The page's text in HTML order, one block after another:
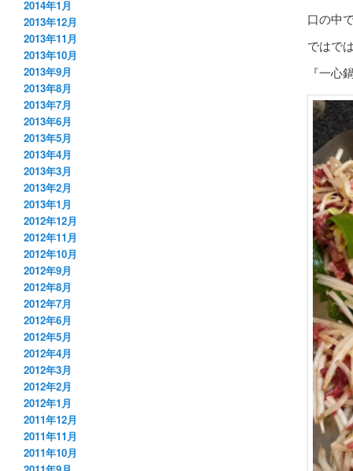
口の中
ではで
『一
2014年1月
2013年12月
2013年11月
2013年10月
2013年9月
2013年8月
2013年7月
2013年6月
2013年5月
2013年4月
2013年3月
2013年2月
2013年1月
2012年12月
2012年11月
2012年10月
2012年9月
2012年8月
2012年7月
2012年6月
2012年5月
2012年4月
2012年3月
2012年2月
2012年1月
2011年12月
2011年11月
2011年10月